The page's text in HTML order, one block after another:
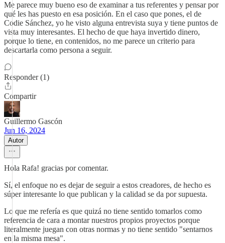
Me parece muy bueno eso de examinar a tus referentes y pensar por
qué les has puesto en esa posición. En el caso que pones, el de
Codie Sánchez, yo he visto alguna entrevista suya y tiene puntos de
vista muy interesantes. El hecho de que haya invertido dinero,
porque lo tiene, en contenidos, no me parece un criterio para
descartarla como persona a seguir.
Responder (1)
Compartir
Guillermo Gascón
Jun 16, 2024
Autor
Hola Rafa! gracias por comentar.
Sí, el enfoque no es dejar de seguir a estos creadores, de hecho es
súper interesante lo que publican y la calidad se da por supuesta.
Lo que me refería es que quizá no tiene sentido tomarlos como
referencia de cara a montar nuestros propios proyectos porque
literalmente juegan con otras normas y no tiene sentido "sentarnos
en la misma mesa".